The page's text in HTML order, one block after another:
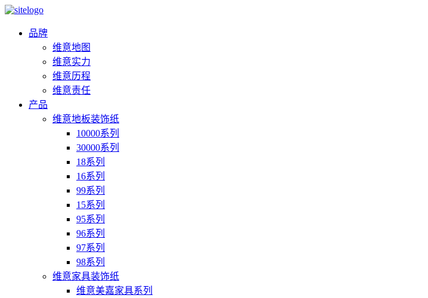
品牌
维意地图
维意实力
维意历程
维意责任
产品
维意地板装饰纸
10000系列
30000系列
18系列
16系列
99系列
15系列
95系列
96系列
97系列
98系列
维意家具装饰纸
维意美嘉家具系列